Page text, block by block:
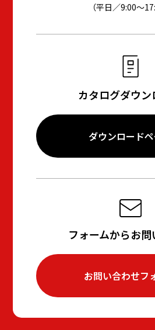
（平日／9:00～
カタログダウン
ダウンロード
フォームからお
お問い合わせフ